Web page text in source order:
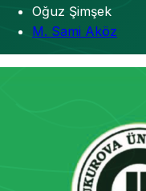
Oğuz Şimşek
M. Sami Aköz